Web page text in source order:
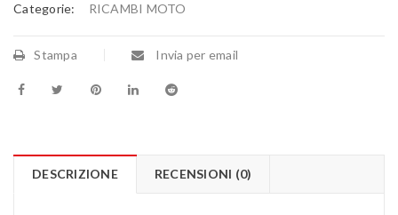
Categorie: RICAMBI MOTO
Stampa Invia per email
DESCRIZIONE RECENSIONI (0)